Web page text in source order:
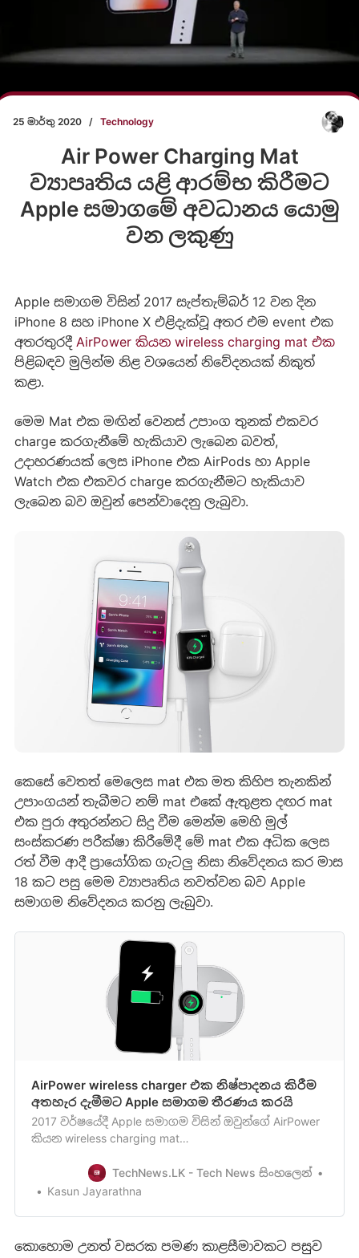
25 මාර්තු 2020 / Technology
Air Power Charging Mat
ව්‍යාපෘතිය යළි ආරම්භ කිරීමට
Apple සමාගමේ අවධානය යොමු
වන ලකුණු
Apple සමාගම විසින් 2017 සැප්තැම්බර් 12 වන දින
iPhone 8 සහ iPhone X එළිදැක්වූ අතර එම event එක
අතරතුරදී AirPower කියන wireless charging mat එක
පිළිබඳව මුලින්ම නිළ වශයෙන් නිවේදනයක් නිකුත්
කළා.
මෙම Mat එක මඟින් වෙනස් උපාංග තුනක් එකවර
charge කරගැනීමේ හැකියාව ලැබෙන බවත්,
උදාහරණයක් ලෙස iPhone එක AirPods හා Apple
Watch එක එකවර charge කරගැනීමට හැකියාව
ලැබෙන බව ඔවුන් පෙන්වාදෙනු ලැබුවා.
කෙසේ වෙතත් මෙලෙස mat එක මත කිහිප තැනකින්
උපාංගයන් තැබීමට නම් mat එකේ ඇතුළත දඟර mat
එක පුරා අතුරන්නට සිදු වීම මෙන්ම මෙහි මුල්
සංස්කරණ පරීක්ෂා කිරීමේදී මේ mat එක අධික ලෙස
රත් වීම ආදී ප්‍රායෝගික ගැටලු නිසා නිවේදනය කර මාස
18 කට පසු මෙම ව්‍යාපෘතිය නවත්වන බව Apple
සමාගම නිවේදනය කරනු ලැබුවා.
AirPower wireless charger එක නිෂ්පාදනය කිරීම
අතහැර දැමීමට Apple සමාගම තීරණය කරයි
2017 වර්ෂයේදී Apple සමාගම විසින් ඔවුන්ගේ AirPower
කියන wireless charging mat
එළිදක්වන්නට කටයුතු කළ නමුත්විවිධ තාක්ෂණික
දුර්වලතාවයන් හේතුකොටගෙන එය නිෂ්පාදනය කිරීම
TechNews.LK - Tech News සිංහලෙන්
Kasun Jayarathna
කොහොම උනත් වසරක පමණ කාළසීමාවකට පසුව